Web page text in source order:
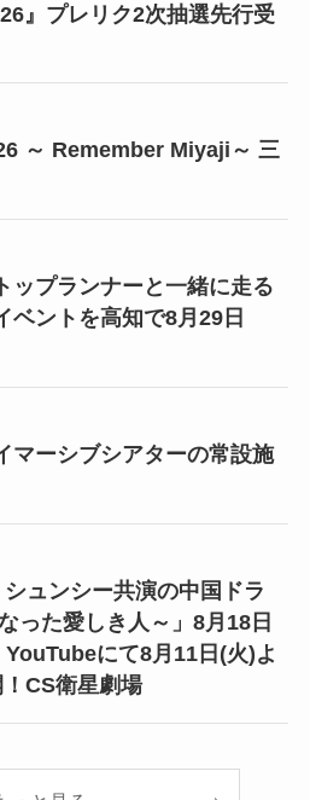
』プレリク2次抽選先行受
～ Remember Miyaji～ 三
ップランナーと一緒に走る
ベントを高知で8月29日
マーシブシアターの常設施
ュンシー共演の中国ドラ
った愛しき人～」8月18日
にて8月11日(火)よ
CS衛星劇場